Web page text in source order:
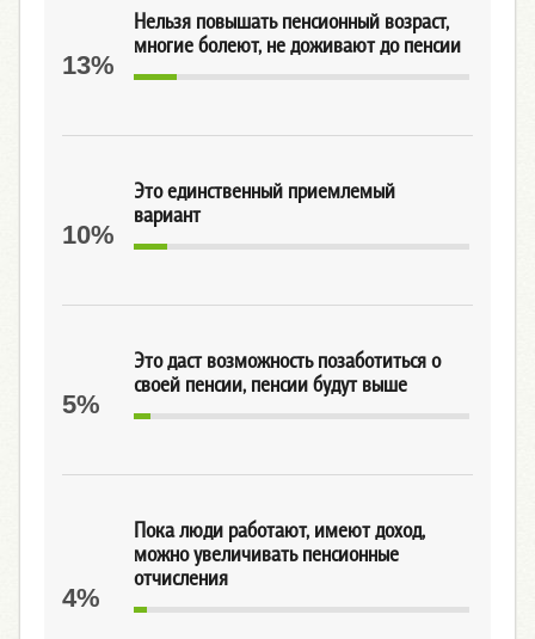
Нельзя повышать пенсионный возраст,
многие болеют, не доживают до пенсии
13%
Это единственный приемлемый
вариант
10%
Это даст возможность позаботиться о
своей пенсии, пенсии будут выше
5%
Пока люди работают, имеют доход,
можно увеличивать пенсионные
отчисления
4%